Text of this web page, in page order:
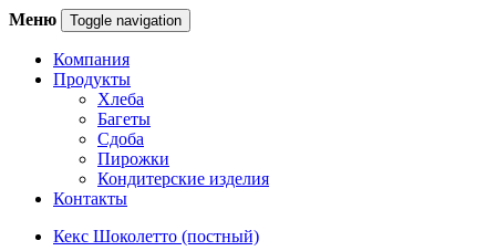
Меню Toggle navigation
Компания
Продукты
Хлеба
Багеты
Сдоба
Пирожки
Кондитерские изделия
Контакты
Кекс Шоколетто (постный)